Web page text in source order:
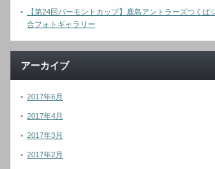
【第24回バーモントカップ】鹿島アントラーズつくば
合フォトギャラリー
アーカイブ
2017年6月
2017年4月
2017年3月
2017年2月